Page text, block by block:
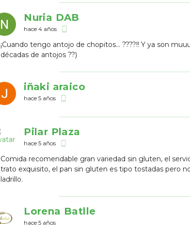
Nuria DAB
hace 4 años phone_android
¡Cuando tengo antojo de chopitos... ????!! Y ya son
décadas de antojos ??)
iñaki araico
hace 5 años phone_android
Pilar Plaza
hace 5 años phone_android
Comida recomendable gran variedad sin gluten, el
trato exquisito, el pan sin gluten es tipo tostadas pero
ladrillo.
Lorena Batlle
hace 5 años